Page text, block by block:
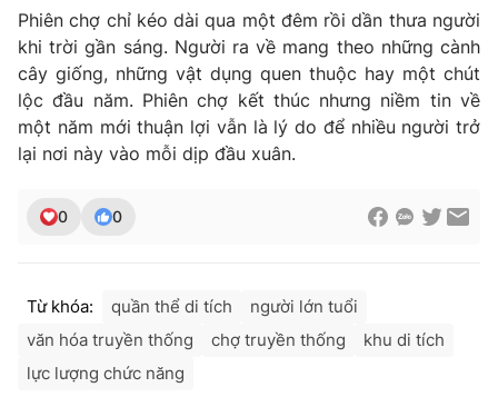
Phiên chợ chỉ kéo dài qua một đêm rồi dần thưa người
khi trời gần sáng. Người ra về mang theo những cành
cây giống, những vật dụng quen thuộc hay một chút
lộc đầu năm. Phiên chợ kết thúc nhưng niềm tin về
một năm mới thuận lợi vẫn là lý do để nhiều người trở
lại nơi này vào mỗi dịp đầu xuân.
0 0
Từ khóa: quần thể di tích
người lớn tuổi
văn hóa truyền thống
chợ truyền thống
khu di tích
lực lượng chức năng